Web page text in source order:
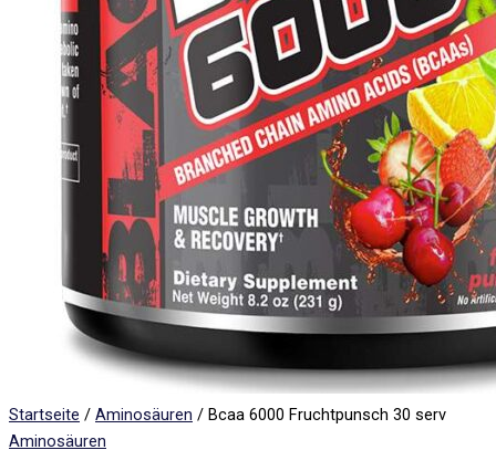
Startseite / Aminosäuren / Bcaa 6000 Fruchtpunsch 30 serv
Aminosäuren